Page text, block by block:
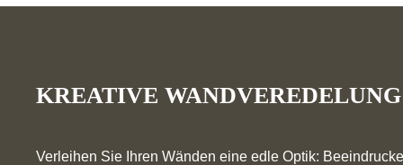
KREATIVE WANDVEREDELUNG
Verleihen Sie Ihren Wänden eine edle Optik: